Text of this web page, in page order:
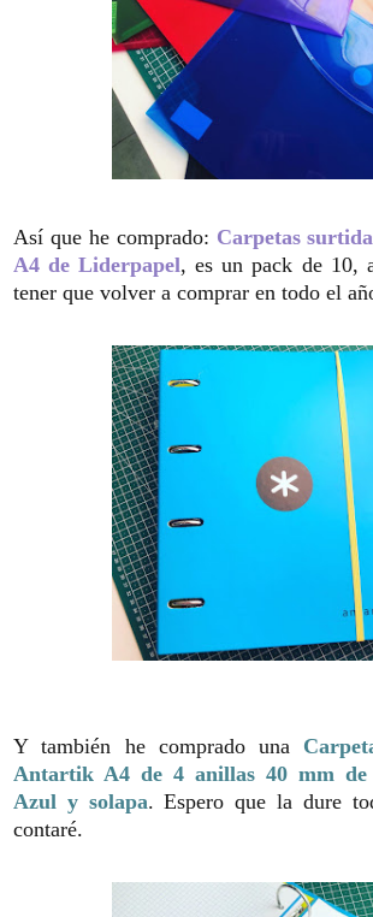
Así que he comprado: Carpetas
A4 de Liderpapel, es un pack de 10,
tener que volver a comprar en todo el
Y también he comprado una
Antartik A4 de 4 anillas 40 mm
Azul y solapa. Espero que la dure
contaré.